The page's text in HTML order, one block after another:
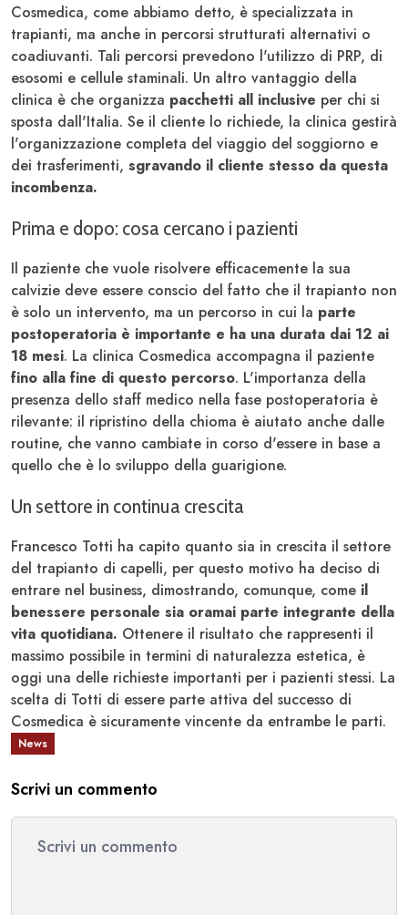
Cosmedica, come abbiamo detto, è specializzata in
trapianti, ma anche in percorsi strutturati alternativi o
coadiuvanti. Tali percorsi prevedono l'utilizzo di PRP, di
esosomi e cellule staminali. Un altro vantaggio della
clinica è che organizza pacchetti all inclusive per chi si
sposta dall'Italia. Se il cliente lo richiede, la clinica gestirà
l'organizzazione completa del viaggio del soggiorno e
dei trasferimenti, sgravando il cliente stesso da questa
incombenza.
Prima e dopo: cosa cercano i pazienti
Il paziente che vuole risolvere efficacemente la sua
calvizie deve essere conscio del fatto che il trapianto non
è solo un intervento, ma un percorso in cui la parte
postoperatoria è importante e ha una durata dai 12 ai
18 mesi. La clinica Cosmedica accompagna il paziente
fino alla fine di questo percorso. L'importanza della
presenza dello staff medico nella fase postoperatoria è
rilevante: il ripristino della chioma è aiutato anche dalle
routine, che vanno cambiate in corso d'essere in base a
quello che è lo sviluppo della guarigione.
Un settore in continua crescita
Francesco Totti ha capito quanto sia in crescita il settore
del trapianto di capelli, per questo motivo ha deciso di
entrare nel business, dimostrando, comunque, come il
benessere personale sia oramai parte integrante della
vita quotidiana. Ottenere il risultato che rappresenti il
massimo possibile in termini di naturalezza estetica, è
oggi una delle richieste importanti per i pazienti stessi. La
scelta di Totti di essere parte attiva del successo di
Cosmedica è sicuramente vincente da entrambe le parti.
News
Scrivi un commento